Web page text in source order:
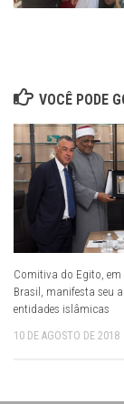
VOCÊ PODE
Comitiva do Egito,
Brasil, manifesta seu
entidades islâmicas
10 DE AGOSTO DE 2018